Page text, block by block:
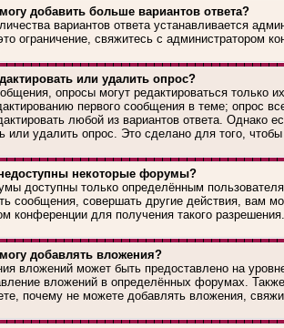
добавить больше вариантов ответа?
вариантов ответа устанавливается
ограничение, свяжитесь с администратором
или удалить опрос?
опросы могут редактироваться только
первого сообщения в теме; опрос
любой из вариантов ответа. Однако
или удалить опрос. Это сделано для того,
некоторые форумы?
доступны только определённым
сообщения, совершать другие действия, вам
конференции для получения такого разрешения.
добавлять вложения?
вложений может быть предоставлено на
вложений в определённых форумах.
почему не можете добавлять вложения,